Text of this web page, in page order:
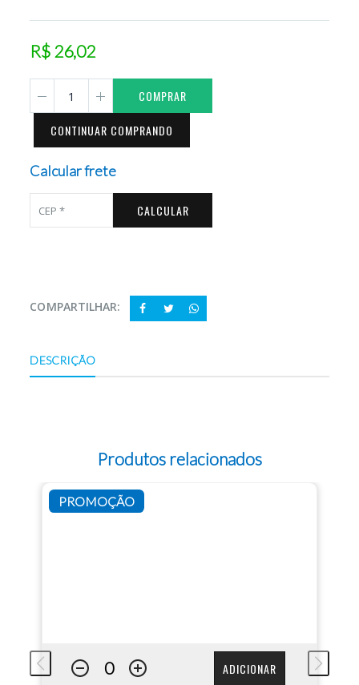
R$ 26,02
COMPRAR
CONTINUAR COMPRANDO
Calcular frete
CALCULAR
COMPARTILHAR:
DESCRIÇÃO
Produtos relacionados
PROMOÇÃO
ADICIONAR